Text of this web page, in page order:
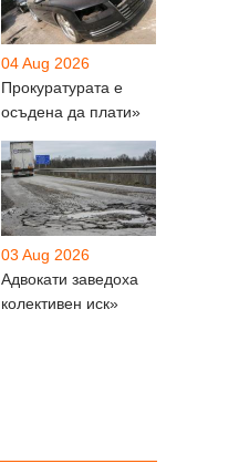
04 Aug 2026
Прокуратурата е
осъдена да плати»
03 Aug 2026
Адвокати заведоха
колективен иск»